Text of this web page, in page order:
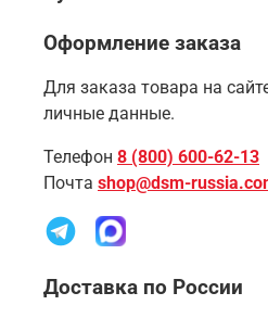
Оформление заказа
Для заказа товара на
личные данные.
Телефон 8 (800) 600-62-13
Почта shop@dsm-
Доставка по России